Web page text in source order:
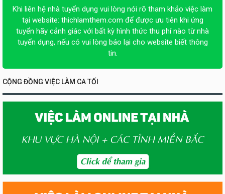
Khi liên hệ nhà tuyển dụng vui lòng nói rõ tham khảo việc làm
tại website: thichlamthem.com để được ưu tiên khi ứng
tuyển hãy cảnh giác với bất kỳ hình thức thu phí nào từ nhà
tuyển dụng, nếu có vui lòng báo lại cho website biết thông
tin.
CỘNG ĐỒNG VIỆC LÀM CA TỐI